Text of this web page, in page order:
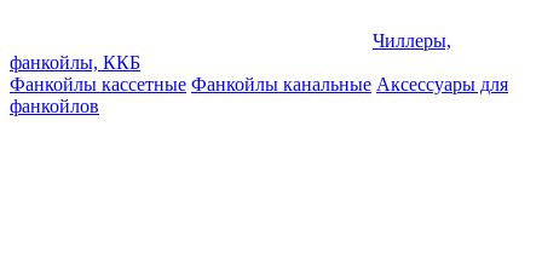
Чиллеры,
фанкойлы, ККБ
Фанкойлы кассетные Фанкойлы канальные Аксессуары для
фанкойлов